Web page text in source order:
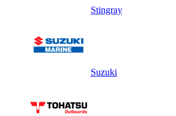
Stingray
Suzuki